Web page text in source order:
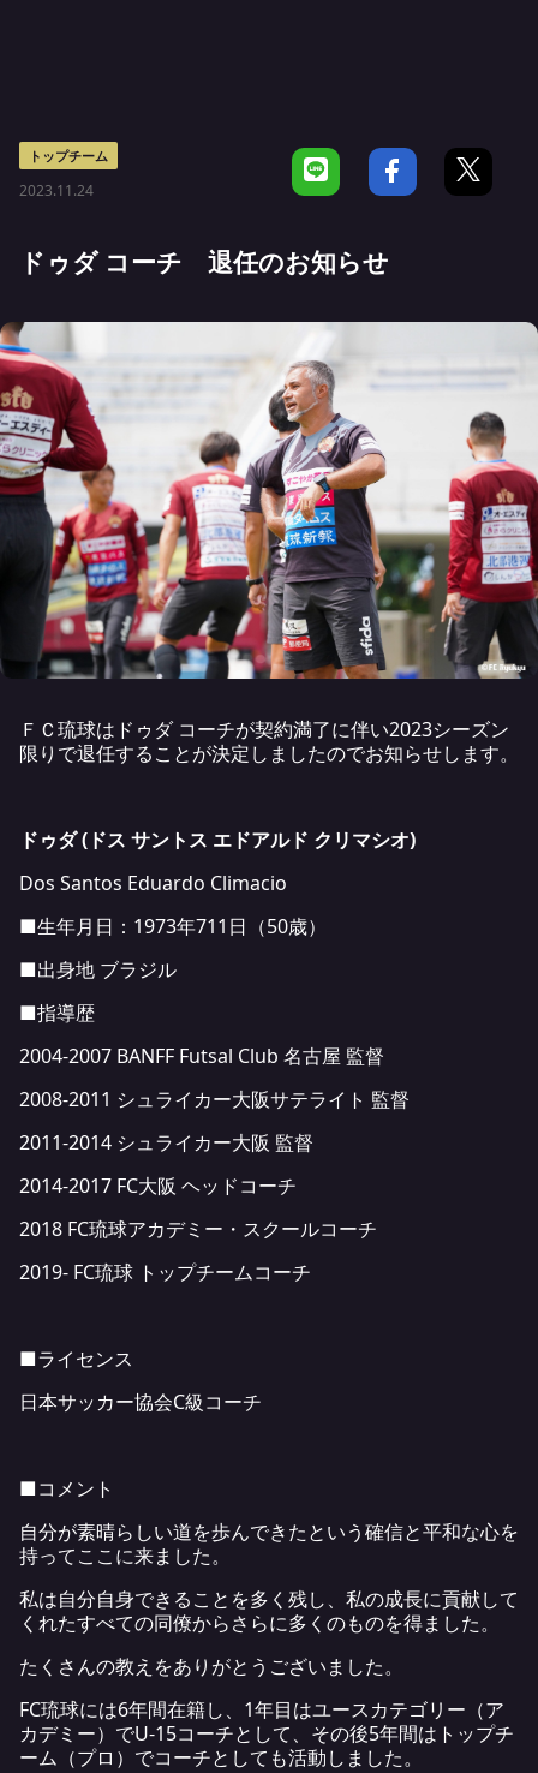
トップチーム
2023.11.24
ドゥダ コーチ 退任のお知らせ
ＦＣ琉球はドゥダ コーチが契約満了に伴い2023シーズン
限りで退任することが決定しましたのでお知らせします。
ドゥダ (ドス サントス エドアルド クリマシオ)
Dos Santos Eduardo Climacio
■生年月日：1973年711日（50歳）
■出身地 ブラジル
■指導歴
2004-2007 BANFF Futsal Club 名古屋 監督
2008-2011 シュライカー大阪サテライト 監督
2011-2014 シュライカー大阪 監督
2014-2017 FC大阪 ヘッドコーチ
2018 FC琉球アカデミー・スクールコーチ
2019- FC琉球 トップチームコーチ
■ライセンス
日本サッカー協会C級コーチ
■コメント
自分が素晴らしい道を歩んできたという確信と平和な心を
持ってここに来ました。
私は自分自身できることを多く残し、私の成長に貢献して
くれたすべての同僚からさらに多くのものを得ました。
たくさんの教えをありがとうございました。
FC琉球には6年間在籍し、1年目はユースカテゴリー（ア
カデミー）でU-15コーチとして、その後5年間はトップチ
ーム（プロ）でコーチとしても活動しました。